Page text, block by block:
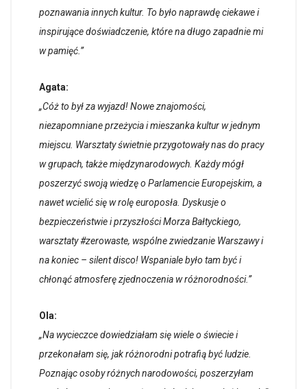
poznawania innych kultur. To było naprawdę ciekawe i
inspirujące doświadczenie, które na długo zapadnie mi
w pamięć.”
Agata:
„Cóż to był za wyjazd! Nowe znajomości,
niezapomniane przeżycia i mieszanka kultur w jednym
miejscu. Warsztaty świetnie przygotowały nas do pracy
w grupach, także międzynarodowych. Każdy mógł
poszerzyć swoją wiedzę o Parlamencie Europejskim, a
nawet wcielić się w rolę europosła. Dyskusje o
bezpieczeństwie i przyszłości Morza Bałtyckiego,
warsztaty #zerowaste, wspólne zwiedzanie Warszawy i
na koniec – silent disco! Wspaniale było tam być i
chłonąć atmosferę zjednoczenia w różnorodności.”
Ola:
„Na wycieczce dowiedziałam się wiele o świecie i
przekonałam się, jak różnorodni potrafią być ludzie.
Poznając osoby różnych narodowości, poszerzyłam